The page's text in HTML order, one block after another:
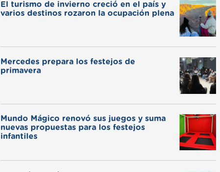
El turismo de invierno creció en el país y
varios destinos rozaron la ocupación plena
Mercedes prepara los festejos de
primavera
Mundo Mágico renovó sus juegos y suma
nuevas propuestas para los festejos
infantiles